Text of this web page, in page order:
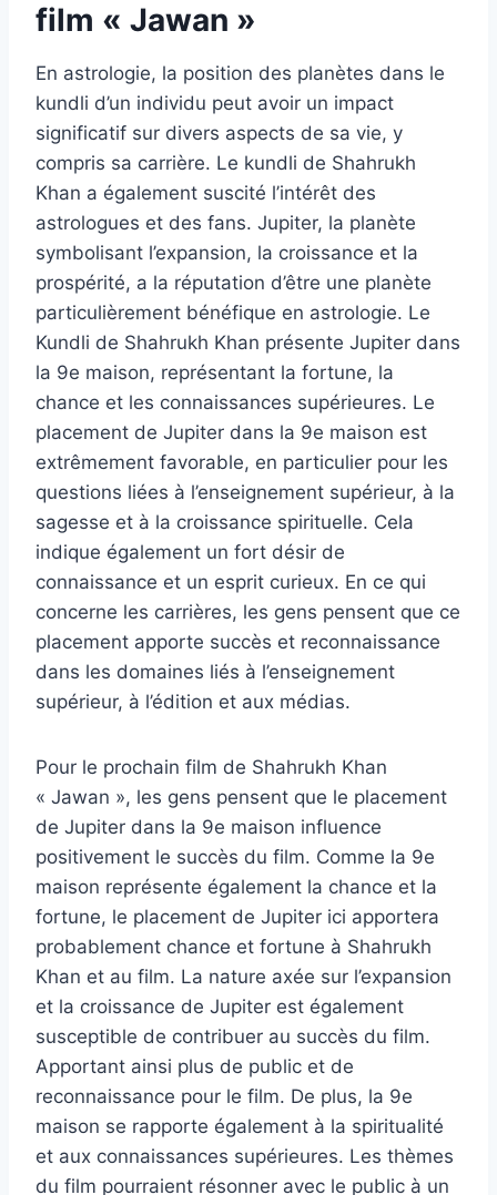
film « Jawan »
En astrologie, la position des planètes dans le
kundli d’un individu peut avoir un impact
significatif sur divers aspects de sa vie, y
compris sa carrière. Le kundli de Shahrukh
Khan a également suscité l’intérêt des
astrologues et des fans. Jupiter, la planète
symbolisant l’expansion, la croissance et la
prospérité, a la réputation d’être une planète
particulièrement bénéfique en astrologie. Le
Kundli de Shahrukh Khan présente Jupiter dans
la 9e maison, représentant la fortune, la
chance et les connaissances supérieures. Le
placement de Jupiter dans la 9e maison est
extrêmement favorable, en particulier pour les
questions liées à l’enseignement supérieur, à la
sagesse et à la croissance spirituelle. Cela
indique également un fort désir de
connaissance et un esprit curieux. En ce qui
concerne les carrières, les gens pensent que ce
placement apporte succès et reconnaissance
dans les domaines liés à l’enseignement
supérieur, à l’édition et aux médias.
Pour le prochain film de Shahrukh Khan
« Jawan », les gens pensent que le placement
de Jupiter dans la 9e maison influence
positivement le succès du film. Comme la 9e
maison représente également la chance et la
fortune, le placement de Jupiter ici apportera
probablement chance et fortune à Shahrukh
Khan et au film. La nature axée sur l’expansion
et la croissance de Jupiter est également
susceptible de contribuer au succès du film.
Apportant ainsi plus de public et de
reconnaissance pour le film. De plus, la 9e
maison se rapporte également à la spiritualité
et aux connaissances supérieures. Les thèmes
du film pourraient résonner avec le public à un